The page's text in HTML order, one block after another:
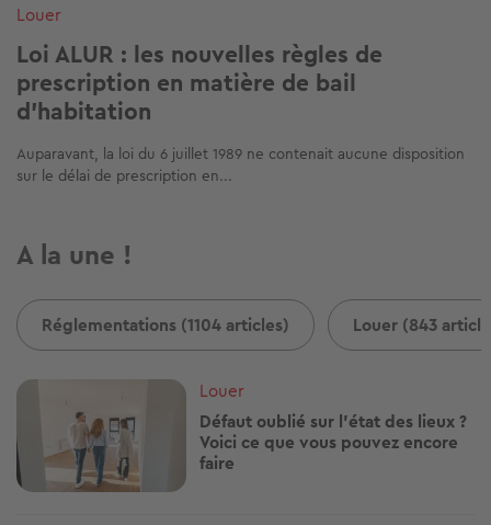
Louer
Loi ALUR : les nouvelles règles de
prescription en matière de bail
d'habitation
Auparavant, la loi du 6 juillet 1989 ne contenait aucune disposition
sur le délai de prescription en...
A la une !
Réglementations (1104 articles) Louer (843
Image
Louer
Défaut oublié sur l'état des lieux ?
Voici ce que vous pouvez encore
faire